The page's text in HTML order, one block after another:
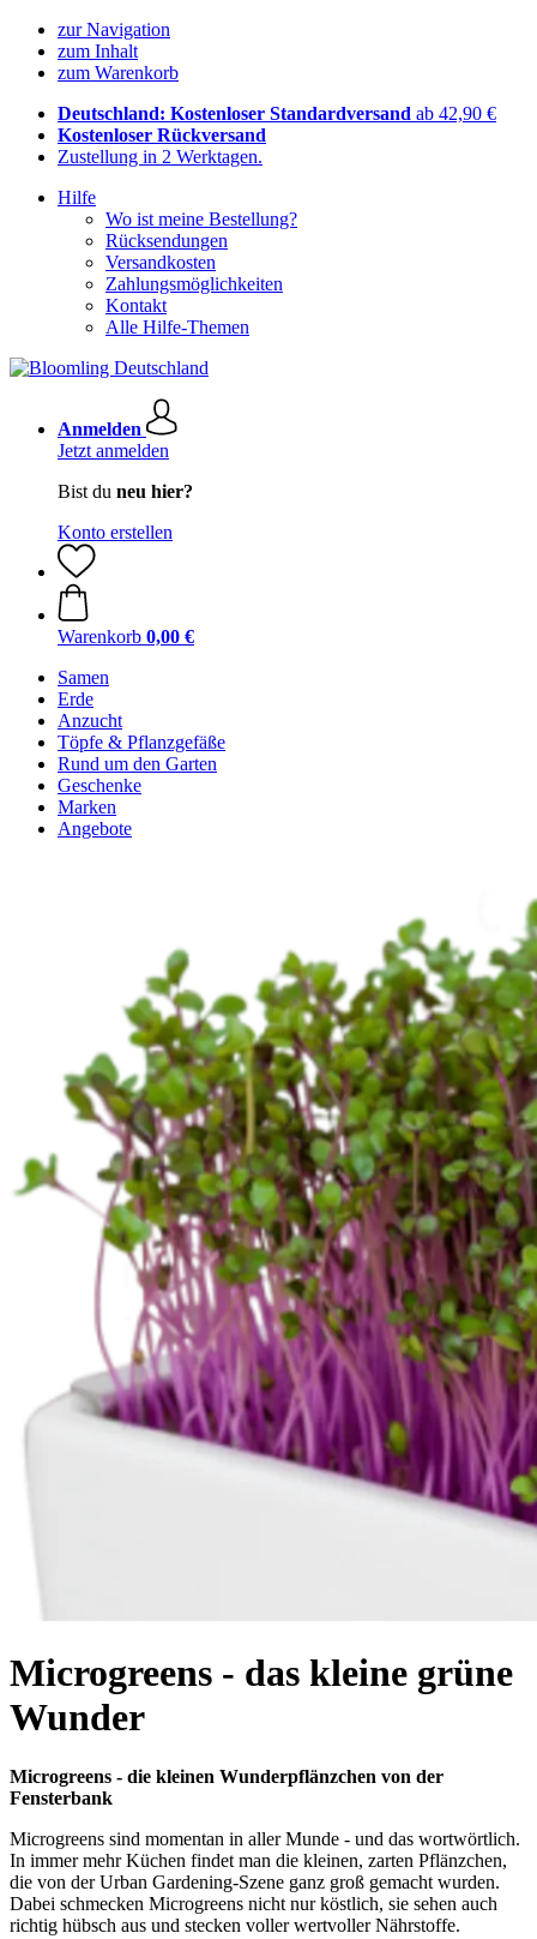
zur Navigation
zum Inhalt
zum Warenkorb
Deutschland: Kostenloser Standardversand ab 42,90 €
Kostenloser Rückversand
Zustellung in 2 Werktagen.
Hilfe
Wo ist meine Bestellung?
Rücksendungen
Versandkosten
Zahlungsmöglichkeiten
Kontakt
Alle Hilfe-Themen
Anmelden
Jetzt anmelden
Bist du neu hier?
Konto erstellen
Warenkorb 0,00 €
Samen
Erde
Anzucht
Töpfe & Pflanzgefäße
Rund um den Garten
Geschenke
Marken
Angebote
Microgreens - das kleine grüne
Wunder
Microgreens - die kleinen Wunderpflänzchen von der
Fensterbank
Microgreens sind momentan in aller Munde - und das wortwörtlich.
In immer mehr Küchen findet man die kleinen, zarten Pflänzchen,
die von der Urban Gardening-Szene ganz groß gemacht wurden.
Dabei schmecken Microgreens nicht nur köstlich, sie sehen auch
richtig hübsch aus und stecken voller wertvoller Nährstoffe.